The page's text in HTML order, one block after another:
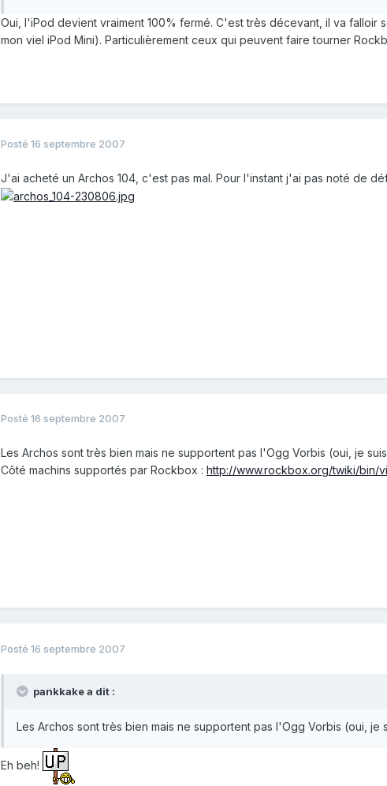
Oui, l'iPod devient vraiment 100% fermé. C'est très décevant, il va
mon viel iPod Mini). Particulièrement ceux qui peuvent faire tourner
Posté 16 septembre 2007
J'ai acheté un Archos 104, c'est pas mal. Pour l'instant j'ai pas noté de
Posté 16 septembre 2007
Les Archos sont très bien mais ne supportent pas l'Ogg Vorbis (oui, je
Côté machins supportés par Rockbox : http://www.rockbox.org/twiki/bin/
Posté 16 septembre 2007
pankkake a dit :
Les Archos sont très bien mais ne supportent pas l'Ogg Vorbis (oui, je
Eh beh!